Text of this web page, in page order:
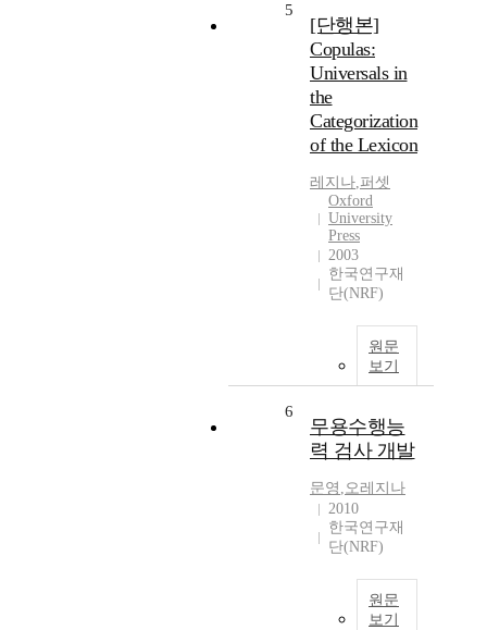
5
[단행본]
Copulas:
Universals in
the
Categorization
of the Lexicon
레지나,퍼셋
Oxford
University
Press
2003
한국연구재
단(NRF)
원문
보기
6
무용수행능
력 검사 개발
문영 ,오레지나
2010
한국연구재
단(NRF)
원문
보기